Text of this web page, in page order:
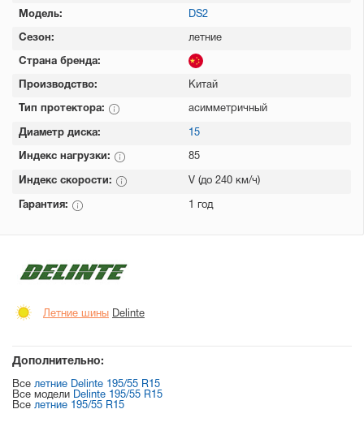
Модель: DS2
Сезон: летние
Страна бренда:
Производство: Китай
Тип протектора: асимметричный
Диаметр диска: 15
Индекс нагрузки: 85
Индекс скорости: V (до 240 км/ч)
Гарантия: 1 год
Летние шины Delinte
Дополнительно:
Все летние Delinte 195/55 R15
Все модели Delinte 195/55 R15
Все летние 195/55 R15